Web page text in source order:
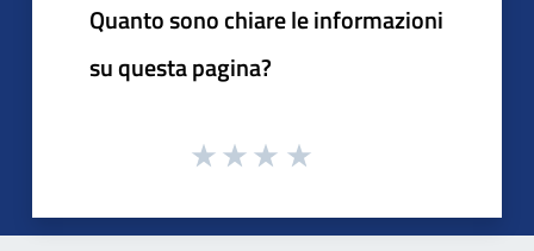
Quanto sono chiare le informazioni
su questa pagina?